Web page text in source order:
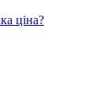
ціна?